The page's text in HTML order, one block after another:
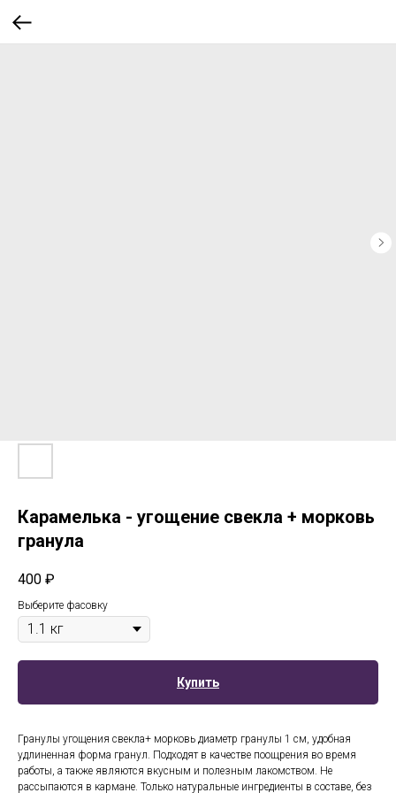
Карамелька - угощение свекла + морковь
гранула
400 ₽
Выберите фасовку
Купить
Гранулы угощения свекла+ морковь диаметр гранулы 1 см, удобная
удлиненная форма гранул. Подходят в качестве поощрения во время
работы, а также являются вкусным и полезным лакомством. Не
рассыпаются в кармане. Только натуральные ингредиенты в составе, без